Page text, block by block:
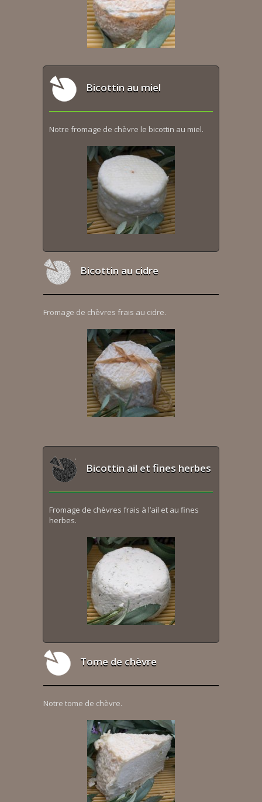
Bicottin au miel
Notre fromage de chèvre le bicottin au miel.
Bicottin au cidre
Fromage de chèvres frais au cidre.
Bicottin ail et fines herbes
Fromage de chèvres frais à l’ail et au fines
herbes.
Tome de chèvre
Notre tome de chèvre.